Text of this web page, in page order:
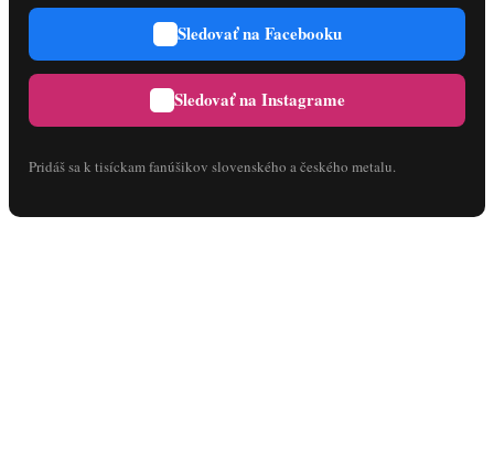
Sledovať na Facebooku
Sledovať na Instagrame
Pridáš sa k tisíckam fanúšikov slovenského a českého metalu.